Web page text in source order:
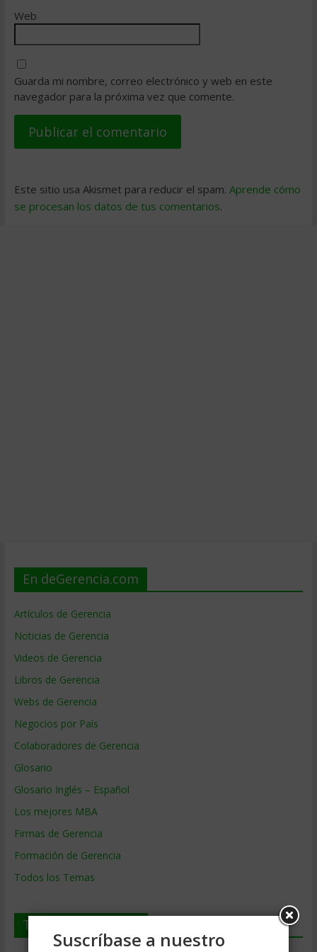
Web
Guarda mi nombre, correo electrónico y web en este
navegador para la próxima vez que comente.
Este sitio usa Akismet para reducir el spam. Aprende cómo
se procesan los datos de tus comentarios.
En deGerencia.com
Artículos de Gerencia
Noticias de Gerencia
Videos de Gerencia
Libros de Gerencia
Webs de Gerencia
Negocios por País
Colaboradores de Gerencia
Glosario
Glosario Inglés – Español
Los mejores MBA
Firmas de Gerencia
Formación de Gerencia
Todos los Temas
Temas de Gerencia
Suscríbase a nuestro